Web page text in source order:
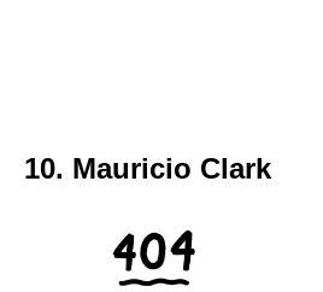
10. Mauricio Clark